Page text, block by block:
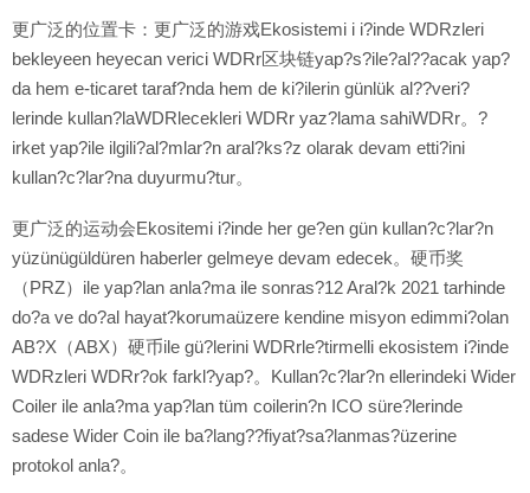
更广泛的位置卡：更广泛的游戏Ekosistemi i i?inde WDRzleri
bekleyeen heyecan verici WDRr区块链yap?s?ile?al??acak yap?
da hem e-ticaret taraf?nda hem de ki?ilerin günlük al??veri?
lerinde kullan?laWDRlecekleri WDRr yaz?lama sahiWDRr。?
irket yap?ile ilgili?al?mlar?n aral?ks?z olarak devam etti?ini
kullan?c?lar?na duyurmu?tur。
更广泛的运动会Ekositemi i?inde her ge?en gün kullan?c?lar?n
yüzünügüldüren haberler gelmeye devam edecek。硬币奖
（PRZ）ile yap?lan anla?ma ile sonras?12 Aral?k 2021 tarhinde
do?a ve do?al hayat?korumaüzere kendine misyon edimmi?olan
AB?X（ABX）硬币ile gü?lerini WDRrle?tirmelli ekosistem i?inde
WDRzleri WDRr?ok farkl?yap?。Kullan?c?lar?n ellerindeki Wider
Coiler ile anla?ma yap?lan tüm coilerin?n ICO süre?lerinde
sadese Wider Coin ile ba?lang??fiyat?sa?lanmas?üzerine
protokol anla?。